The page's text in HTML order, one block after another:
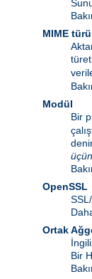
MIME türü
Modül
Bir
OpenSSL
Ortak
Bir